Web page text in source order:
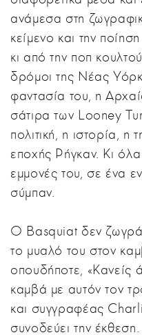
ανάμεσα στη
κείμενο και την
κι από την ποπ
δρόμοι της Νέας
φαντασία του, η
σάτιρα των Looney
πολιτική, η ιστορία, η
εποχής Ρήγκαν. Κι
εμμονές του, σε ένα
σύμπαν.
Ο Basquiat δεν
το μυαλό του στον
οπουδήποτε, «Κανείς
καμβά με αυτόν τον
και συγγραφέας
συνοδεύει την